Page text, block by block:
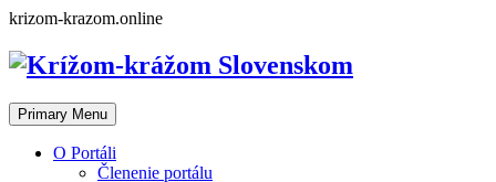
Skip
content
krizom-krazom.online
Primary Menu
O Portáli
Členenie portálu